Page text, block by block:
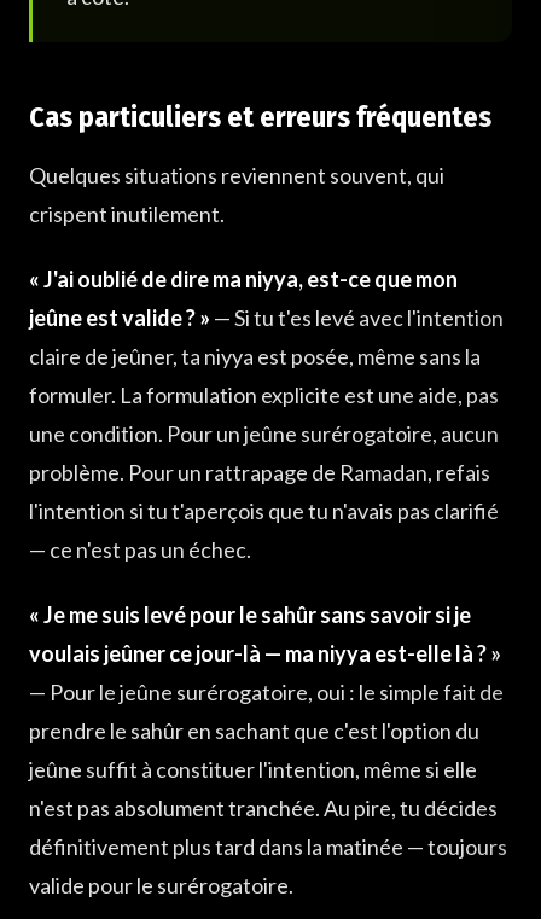
Cas particuliers et erreurs fréquentes
Quelques situations reviennent souvent, qui
crispent inutilement.
« J'ai oublié de dire ma niyya, est-ce que mon
jeûne est valide ? » — Si tu t'es levé avec l'intention
claire de jeûner, ta niyya est posée, même sans la
formuler. La formulation explicite est une aide, pas
une condition. Pour un jeûne surérogatoire, aucun
problème. Pour un rattrapage de Ramadan, refais
l'intention si tu t'aperçois que tu n'avais pas clarifié
— ce n'est pas un échec.
« Je me suis levé pour le sahûr sans savoir si je
voulais jeûner ce jour-là — ma niyya est-elle là ? »
— Pour le jeûne surérogatoire, oui : le simple fait de
prendre le sahûr en sachant que c'est l'option du
jeûne suffit à constituer l'intention, même si elle
n'est pas absolument tranchée. Au pire, tu décides
définitivement plus tard dans la matinée — toujours
valide pour le surérogatoire.